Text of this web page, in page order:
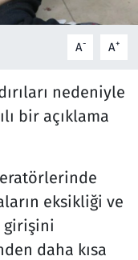
A- A+
nedeniyle
bir açıklama
eksikliği ve
girişini
daha kısa